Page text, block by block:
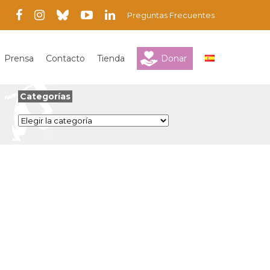
Preguntas Frecuentes
Prensa Contacto Tienda Donar
Categorías
Categorías